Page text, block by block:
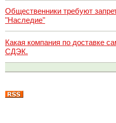
Общественники требуют
"Наследие"
Какая компания по доставке
СДЭК.